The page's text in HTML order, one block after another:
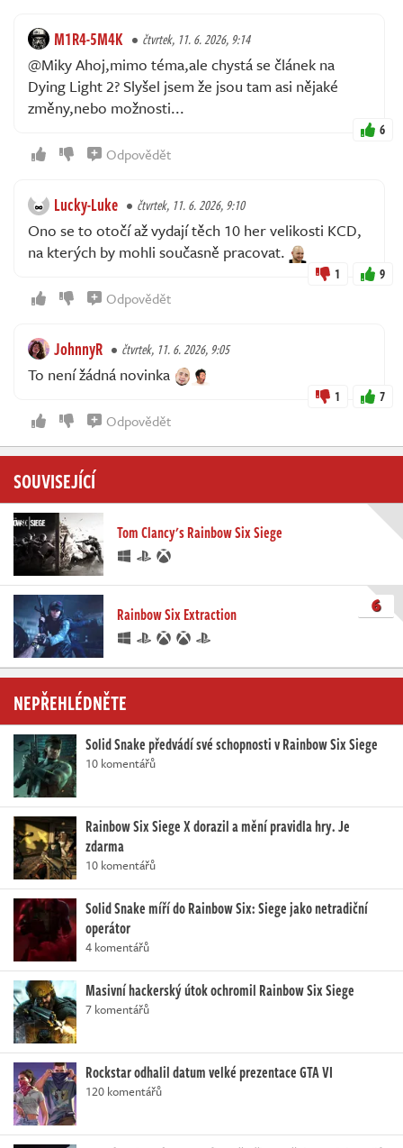
M1R4-5M4K čtvrtek, 11. 6. 2026, 9:14
@Miky Ahoj,mimo téma,ale chystá se článek na
Dying Light 2? Slyšel jsem že jsou tam asi nějaké
změny,nebo možnosti...
6
Odpovědět
Lucky-Luke čtvrtek, 11. 6. 2026, 9:10
Ono se to otočí až vydají těch 10 her velikosti KCD,
na kterých by mohli současně pracovat.
1 9
Odpovědět
JohnnyR čtvrtek, 11. 6. 2026, 9:05
To není žádná novinka
1 7
Odpovědět
SOUVISEJÍCÍ
Tom Clancy's Rainbow Six Siege
Rainbow Six Extraction 6
NEPŘEHLÉDNĚTE
Solid Snake předvádí své schopnosti v Rainbow Six Siege
10 komentářů
Rainbow Six Siege X dorazil a mění pravidla hry. Je
zdarma
10 komentářů
Solid Snake míří do Rainbow Six: Siege jako netradiční
operátor
4 komentářů
Masivní hackerský útok ochromil Rainbow Six Siege
7 komentářů
Rockstar odhalil datum velké prezentace GTA VI
120 komentářů